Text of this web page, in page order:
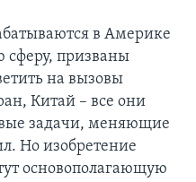
в Америке
сферу, призваны
на вызовы
Китай – все они
задачи, меняющие
Но изобретение
основополагающую